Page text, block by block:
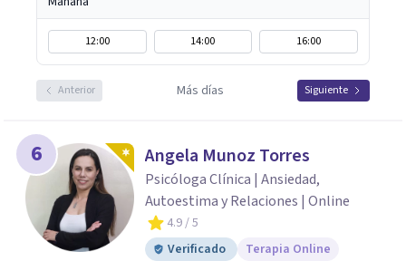
12:00 14:00 16:00
Anterior Más días Siguiente
6 Angela Munoz Torres
Psicóloga Clínica | Ansiedad,
Autoestima y Relaciones | Online
4.9/ 5
Verificado
Terapia Online